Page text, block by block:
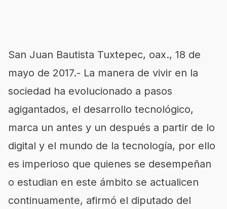
San Juan Bautista Tuxtepec, oax., 18 de
mayo de 2017.- La manera de vivir en la
sociedad ha evolucionado a pasos
agigantados, el desarrollo tecnológico,
marca un antes y un después a partir de lo
digital y el mundo de la tecnología, por ello
es imperioso que quienes se desempeñan
o estudian en este ámbito se actualicen
continuamente, afirmó el diputado del